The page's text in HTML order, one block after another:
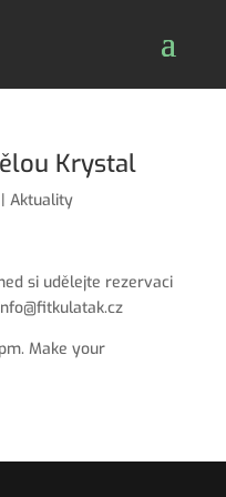
Krystal
Aktuality
si udělejte rezervaci
Make your